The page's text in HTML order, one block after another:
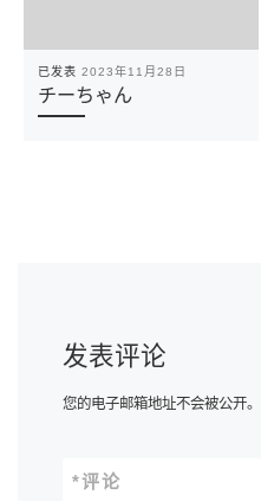
已发表 2023年11月28日
チーちゃん
发表评论
您的电子邮箱地址不会被公开。
评论
*